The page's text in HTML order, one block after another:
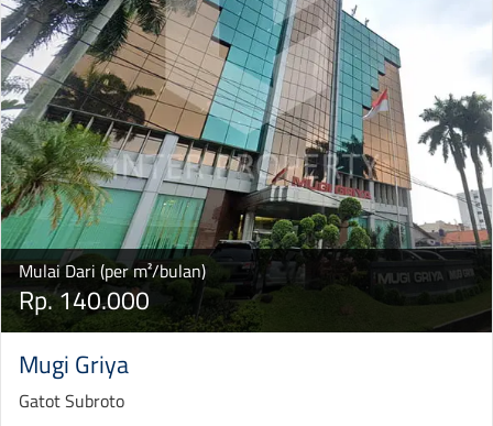
Mulai Dari (per m²/bulan)
Rp. 140.000
Mugi Griya
Gatot Subroto